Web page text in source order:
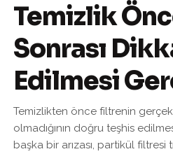
Temizlik
Sonrası
Edilmesi
Temizlikten önce filtrenin
olmadığının doğru teşhis
başka bir arızası, partikül filtresi